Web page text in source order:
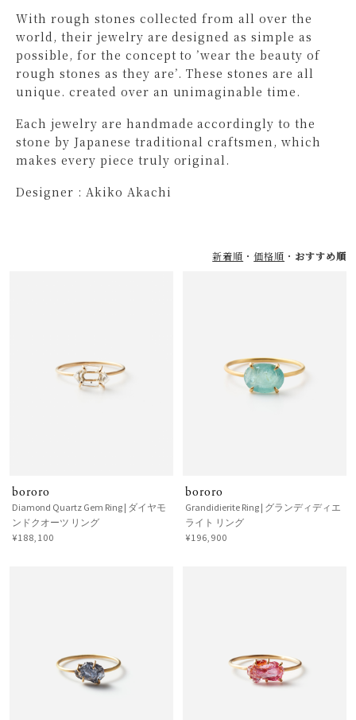
With rough stones collected from all over the
world, their jewelry are designed as simple as
possible, for the concept to ’wear the beauty of
rough stones as they are’. These stones are all
unique. created over an unimaginable time.
Each jewelry are handmade accordingly to the
stone by Japanese traditional craftsmen, which
makes every piece truly original.
Designer : Akiko Akachi
新着順 価格順 おすすめ順
bororo
Diamond Quartz Gem Ring | ダイヤモ
ンドクオーツ リング
¥188,100
bororo
Grandidierite Ring | グランディディエ
ライト リング
¥196,900